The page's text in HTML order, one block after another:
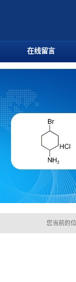
在线留言
您当前的